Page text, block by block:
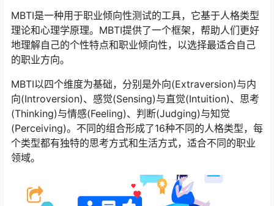
MBTI是一种用于职业倾向性测试的工具，它基于人格类型
理论和心理学原理。MBTI提供了一个框架，帮助人们更好
地理解自己的个性特点和职业倾向性，以选择最适合自己
的职业方向。
MBTI以四个维度为基础，分别是外向(Extraversion)与内
向(Introversion)、感觉(Sensing)与直觉(Intuition)、思考
(Thinking)与情感(Feeling)、判断(Judging)与知觉
(Perceiving)。不同的组合形成了16种不同的人格类型，每
个类型都有独特的思考方式和生活方式，适合不同的职业
领域。